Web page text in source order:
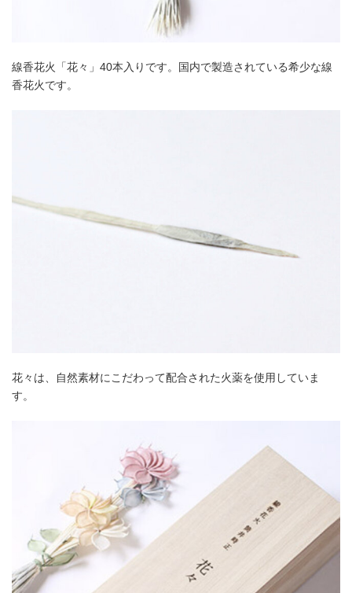
線香花火「花々」40本入りです。国内で製造されている希少な線
香花火です。
花々は、自然素材にこだわって配合された火薬を使用していま
す。